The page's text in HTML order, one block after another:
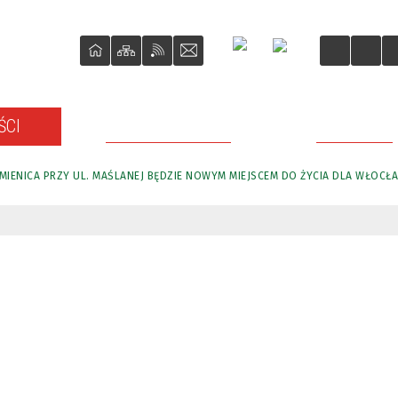
PRZY UL. MAŚLANEJ BĘDZIE NOWYM MIEJSCEM DO ŻYCIA DLA